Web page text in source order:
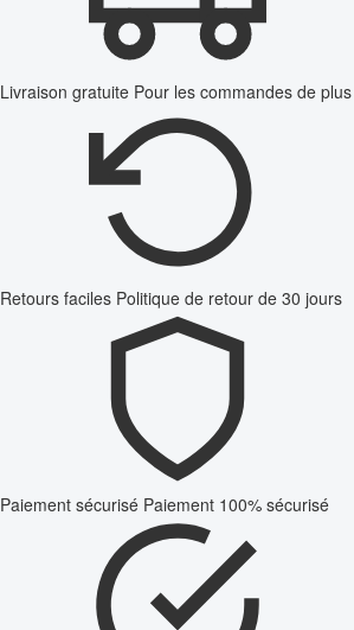
Livraison gratuite Pour les commandes de
Retours faciles Politique de retour de 30 jours
Paiement sécurisé Paiement 100% sécurisé